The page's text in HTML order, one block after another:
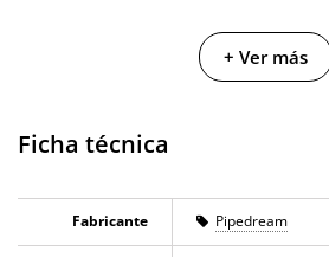
+ Ver más
Ficha técnica
Fabricante Pipedream